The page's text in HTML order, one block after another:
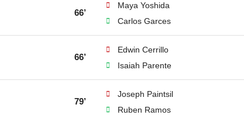
66’
Maya Yoshida
Carlos Garces
66’
Edwin Cerrillo
Isaiah Parente
79’
Joseph Paintsil
Ruben Ramos